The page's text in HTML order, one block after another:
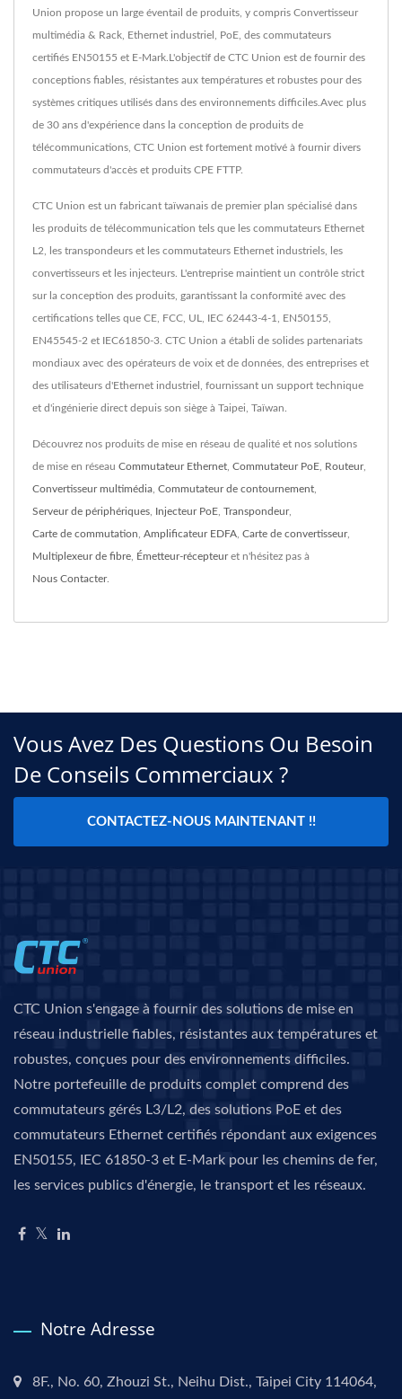
Union propose un large éventail de produits, y compris Convertisseur
multimédia & Rack, Ethernet industriel, PoE, des commutateurs
certifiés EN50155 et E-Mark.L'objectif de CTC Union est de fournir des
conceptions fiables, résistantes aux températures et robustes pour des
systèmes critiques utilisés dans des environnements difficiles.Avec plus
de 30 ans d'expérience dans la conception de produits de
télécommunications, CTC Union est fortement motivé à fournir divers
commutateurs d'accès et produits CPE FTTP.
CTC Union est un fabricant taïwanais de premier plan spécialisé dans
les produits de télécommunication tels que les commutateurs Ethernet
L2, les transpondeurs et les commutateurs Ethernet industriels, les
convertisseurs et les injecteurs. L'entreprise maintient un contrôle strict
sur la conception des produits, garantissant la conformité avec des
certifications telles que CE, FCC, UL, IEC 62443-4-1, EN50155,
EN45545-2 et IEC61850-3. CTC Union a établi de solides partenariats
mondiaux avec des opérateurs de voix et de données, des entreprises et
des utilisateurs d'Ethernet industriel, fournissant un support technique
et d'ingénierie direct depuis son siège à Taipei, Taïwan.
Découvrez nos produits de mise en réseau de qualité et nos solutions
de mise en réseau Commutateur Ethernet Commutateur PoE Routeur,
Convertisseur multimédia Commutateur de contournement
Serveur de périphériques Injecteur PoE Transpondeur,
Carte de commutation Amplificateur EDFA Carte de convertisseur,
Multiplexeur de fibre Émetteur-récepteuret n'hésitez pas à
Nous Contacter.
Vous Avez Des Questions Ou Besoin
De Conseils Commerciaux ?
CONTACTEZ-NOUS MAINTENANT !!
CTC Union s'engage à fournir des solutions de mise en
réseau industrielle fiables, résistantes aux températures et
robustes, conçues pour des environnements difficiles.
Notre portefeuille de produits complet comprend des
commutateurs gérés L3/L2, des solutions PoE et des
commutateurs Ethernet certifiés répondant aux exigences
EN50155, IEC 61850-3 et E-Mark pour les chemins de fer,
les services publics d'énergie, le transport et les réseaux.
Notre Adresse
8F., No. 60, Zhouzi St., Neihu Dist., Taipei City 114064,